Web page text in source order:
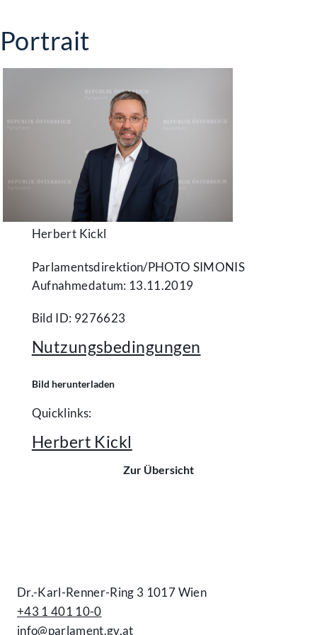
Portrait
Herbert Kickl
Parlamentsdirektion/​PHOTO SIMONIS
Aufnahmedatum: 13.11.2019
Bild ID: 9276623
Nutzungsbedingungen
Bild herunterladen
Quicklinks:
Herbert Kickl
Zur Übersicht
Dr.-Karl-Renner-Ring 3 1017 Wien
+43 1 401 10-0
info@parlament.gv.at